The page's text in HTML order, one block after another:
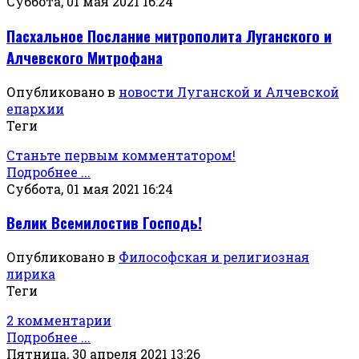
Пасхальное Послание митрополита Луганского и
Алчевского Митрофана
Опубликовано в новости Луганской и Алчевской
епархии
Теги
Станьте первым комментатором!
Подробнее ...
Суббота, 01 мая 2021 16:24
Велик Всемилостив Господь!
Опубликовано в Философская и религиозная
лирика
Теги
2 комментарии
Подробнее ...
Пятница, 30 апреля 2021 13:26